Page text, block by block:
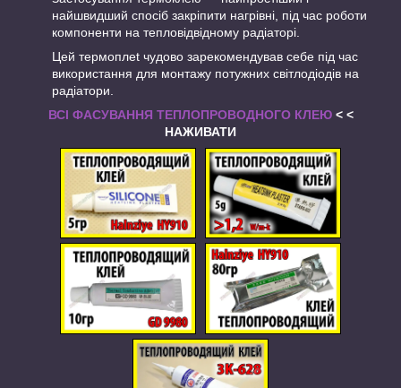
найшвидший спосіб закріпити нагрівні, під час роботи
компоненти на тепловідвідному радіаторі.
Цей термоплet чудово зарекомендував себе під час
використання для монтажу потужних світлодіодів на
радіатори.
ВСІ ФАСУВАННЯ ТЕПЛОПРОВОДНОГО КЛЕЮ < <
НАЖИВАТИ